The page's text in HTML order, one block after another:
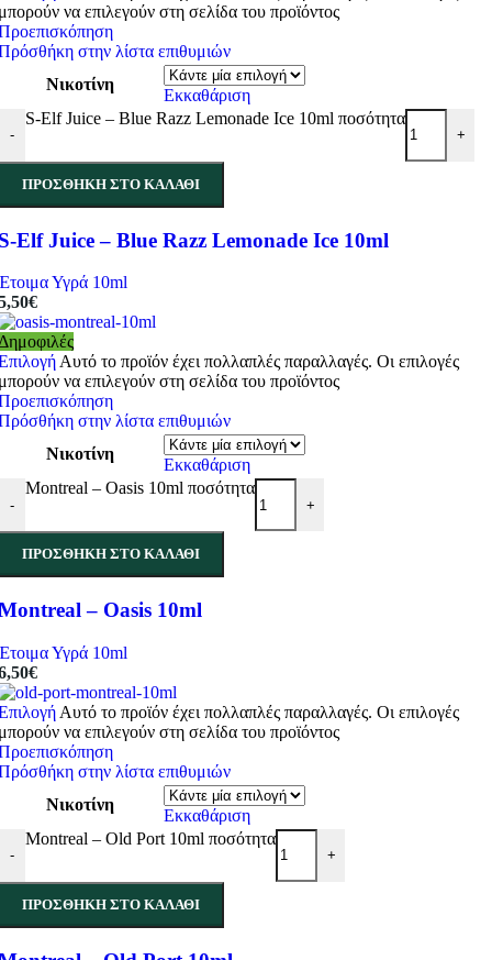
να επιλεγούν στη σελίδα του προϊόντος
στην λίστα επιθυμιών
Νικοτίνη
Εκκαθάριση
-
S-Elf Juice – Blue Razz Lemonade Ice 10ml ποσότητα
+
ΠΡΟΣΘΉΚΗ ΣΤΟ ΚΑΛΆΘΙ
Elf Juice – Blue Razz Lemonade Ice 10ml
Υγρά 10ml
€
Αυτό το προϊόν έχει πολλαπλές παραλλαγές. Οι επιλογές
να επιλεγούν στη σελίδα του προϊόντος
στην λίστα επιθυμιών
Νικοτίνη
Εκκαθάριση
-
Montreal – Oasis 10ml ποσότητα
+
ΠΡΟΣΘΉΚΗ ΣΤΟ ΚΑΛΆΘΙ
– Oasis 10ml
Υγρά 10ml
€
Αυτό το προϊόν έχει πολλαπλές παραλλαγές. Οι επιλογές
να επιλεγούν στη σελίδα του προϊόντος
στην λίστα επιθυμιών
Νικοτίνη
Εκκαθάριση
-
Montreal – Old Port 10ml ποσότητα
+
ΠΡΟΣΘΉΚΗ ΣΤΟ ΚΑΛΆΘΙ